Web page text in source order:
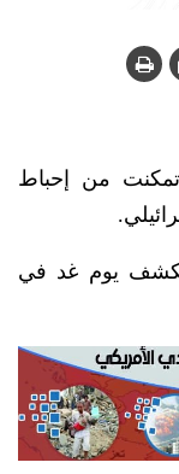
تمكنت من إحباط
يوم غد في